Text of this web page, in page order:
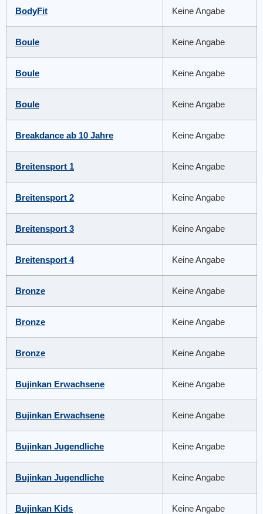
BodyFit Keine Angabe
Boule Keine Angabe
Boule Keine Angabe
Boule Keine Angabe
Breakdance ab 10 Jahre Keine Angabe
Breitensport 1 Keine Angabe
Breitensport 2 Keine Angabe
Breitensport 3 Keine Angabe
Breitensport 4 Keine Angabe
Bronze Keine Angabe
Bronze Keine Angabe
Bronze Keine Angabe
Bujinkan Erwachsene Keine Angabe
Bujinkan Erwachsene Keine Angabe
Bujinkan Jugendliche Keine Angabe
Bujinkan Jugendliche Keine Angabe
Bujinkan Kids Keine Angabe